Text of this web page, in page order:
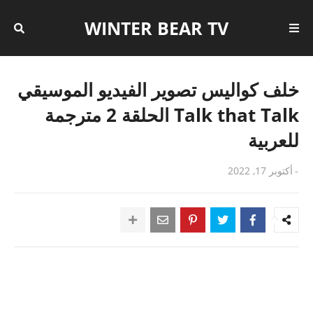
WINTER BEAR TV
خلف كواليس تصوير الفيديو الموسيقي
Talk that Talk الحلقة 2 مترجمة
للعربية
- أكتوبر 17, 2022